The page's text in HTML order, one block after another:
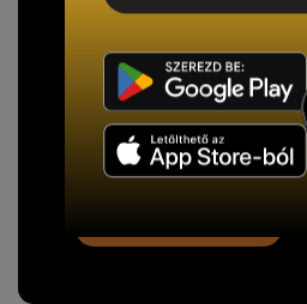
Fizetésnél kérje az
A Kormány döntése alapján a
adathordozó termék vásárlásakor
adattörlő kódot biztosítani.